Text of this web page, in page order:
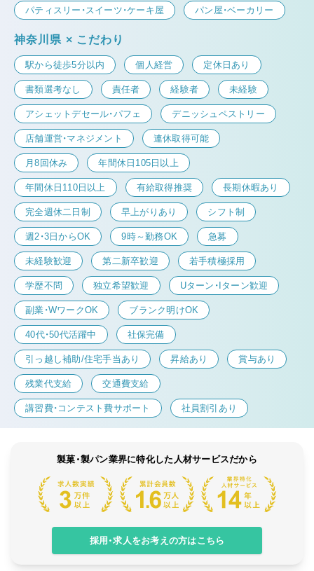
パティスリー・スイーツ・ケーキ屋 パン屋・ベーカリー
神奈川県 × こだわり
駅から徒歩5分以内 個人経営 定休日あり
書類選考なし 責任者 経験者 未経験
アシェットデセール・パフェ デニッシュペストリー
店舗運営・マネジメント 連休取得可能
月8回休み 年間休日105日以上
年間休日110日以上 有給取得推奨 長期休暇あり
完全週休二日制 早上がりあり シフト制
週2・3日からOK 9時～勤務OK 急募
未経験歓迎 第二新卒歓迎 若手積極採用
学歴不問 独立希望歓迎 Uターン・Iターン歓迎
副業・WワークOK ブランク明けOK
40代・50代活躍中 社保完備
引っ越し補助/住宅手当あり 昇給あり 賞与あり
残業代支給 交通費支給
講習費・コンテスト費サポート 社員割引あり
製菓・製パン業界に特化した人材サービスだから
採用・求人をお考えの方はこちら